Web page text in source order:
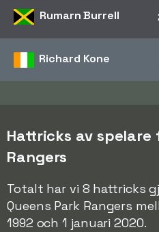
Rumarn Burrell
Richard Kone
Hattricks av spelare
Rangers
Totalt har vi 8 hattricks
Queens Park Rangers
1992 och 1 januari 2020.